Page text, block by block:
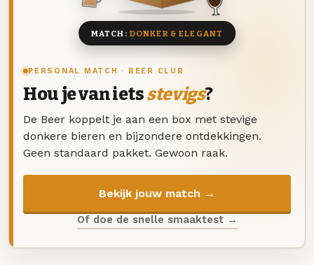
PERSONAL MATCH · BEER CLUB
Hou je van ietsstevigs?
De Beer koppelt je aan een box met stevige
donkere bieren en bijzondere ontdekkingen.
Geen standaard pakket. Gewoon raak.
Bekijk jouw match →
Of doe de snelle smaaktest →
MATCH: DONKER & ELEGANT